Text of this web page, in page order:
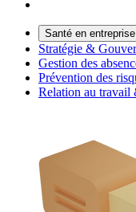
Santé en entreprise
Stratégie &
Gestion des
Prévention des
Relation au travail